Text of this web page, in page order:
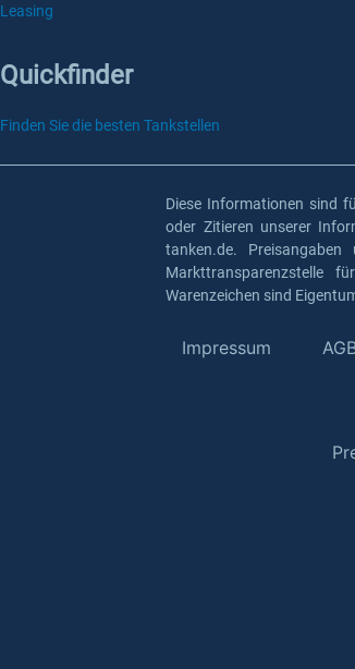
Leasing
Quickfinder
Finden Sie die besten Tankstellen
Diese Informationen sind
oder Zitieren unserer
tanken.de.
Markttransparenzstelle
Warenzeichen sind
Impressum